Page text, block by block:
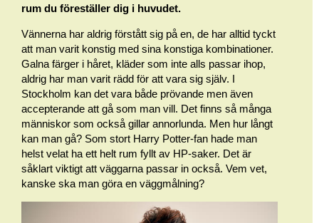
rum du föreställer dig i huvudet.
Vännerna har aldrig förstått sig på en, de har alltid tyckt
att man varit konstig med sina konstiga kombinationer.
Galna färger i håret, kläder som inte alls passar ihop,
aldrig har man varit rädd för att vara sig själv. I
Stockholm kan det vara både prövande men även
accepterande att gå som man vill. Det finns så många
människor som också gillar annorlunda. Men hur långt
kan man gå? Som stort Harry Potter-fan hade man
helst velat ha ett helt rum fyllt av HP-saker. Det är
såklart viktigt att väggarna passar in också. Vem vet,
kanske ska man göra en väggmålning?